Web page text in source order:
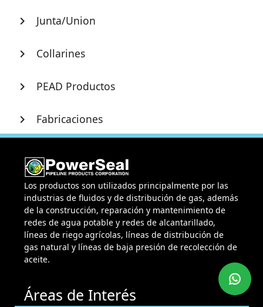
chevron_right Junta/Union
chevron_right Collarines
chevron_right PEAD Productos
chevron_right Fabricaciones
Los productos son utilizados principalmente por las
industrias de fluidos y de distribución de gas, además
de la construcción, reparación y mantenimiento de
redes de agua potable y redes de alcantarillado,
líneas de riego agrícolas, líneas de distribución de
gas natural y líneas de baja presión de recolección de
aceite.
Áreas de Interés